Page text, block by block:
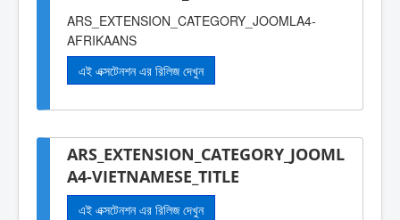
ARS_EXTENSION_CATEGORY_JOOMLA4-
AFRIKAANS
এই এক্সটেনশন এর রিলিজ দেখুন
ARS_EXTENSION_CATEGORY_JOOML
A4-VIETNAMESE_TITLE
এই এক্সটেনশন এর রিলিজ দেখুন